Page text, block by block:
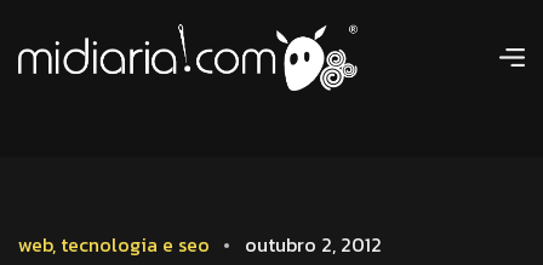
web, tecnologia e seo outubro 2, 2012